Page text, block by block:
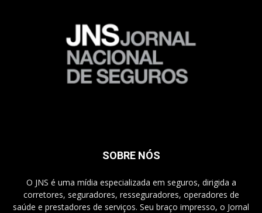
SOBRE NÓS
O JNS é uma mídia especializada em seguros, dirigida a
corretores, seguradores, resseguradores, operadores de
saúde e prestadores de serviços. Seu braço impresso, o Jornal